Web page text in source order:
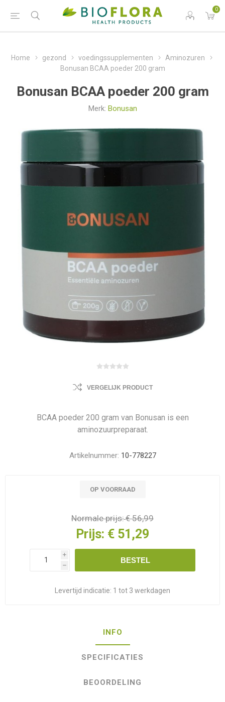
0
Home gezond voedingssupplementen
Aminozuren
Bonusan BCAA poeder 200 gram
Bonusan BCAA poeder 200 gram
Merk: Bonusan
VERGELIJK PRODUCT
BCAA poeder 200 gram van Bonusan is een
aminozuurpreparaat.
Artikelnummer: 10-778227
OP VOORRAAD
Normale prijs:€ 56,99
Prijs: € 51,29
i
h
BESTEL
Levertijd indicatie: 1 tot 3 werkdagen
INFO
SPECIFICATIES
BEOORDELING